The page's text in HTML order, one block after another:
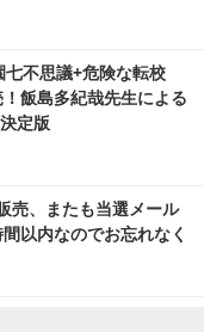
不思議+危険な転校
飯島多紀哉先生による
定版
売、またも当選メール
以内なのでお忘れなく